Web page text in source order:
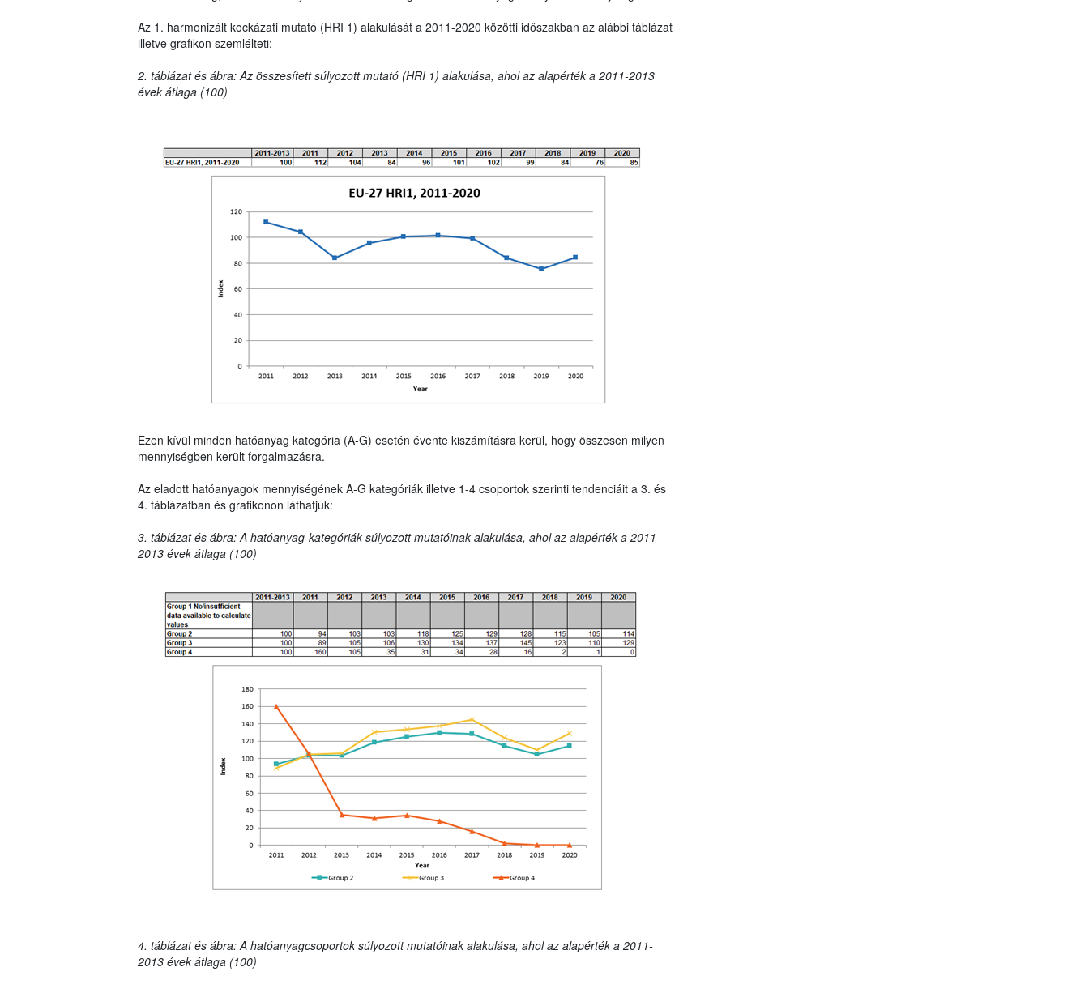
Az 1. harmonizált kockázati mutató (HRI 1) alakulását a 2011-2020 közötti időszakban az alábbi táblázat
illetve grafikon szemlélteti:
2. táblázat és ábra: Az összesített súlyozott mutató (HRI 1) alakulása, ahol az alapérték a 2011-2013
évek átlaga (100)
Ezen kívül minden hatóanyag kategória (A-G) esetén évente kiszámításra kerül, hogy összesen milyen
mennyiségben került forgalmazásra.
Az eladott hatóanyagok mennyiségének A-G kategóriák illetve 1-4 csoportok szerinti tendenciáit a 3. és
4. táblázatban és grafikonon láthatjuk:
3. táblázat és ábra: A hatóanyag-kategóriák súlyozott mutatóinak alakulása, ahol az alapérték a 2011-
2013 évek átlaga (100)
4. táblázat és ábra: A hatóanyagcsoportok súlyozott mutatóinak alakulása, ahol az alapérték a 2011-
2013 évek átlaga (100)